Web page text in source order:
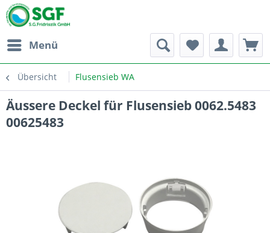
Menü
Übersicht Flusensieb WA
Äussere Deckel für Flusensieb 0062.5483
00625483